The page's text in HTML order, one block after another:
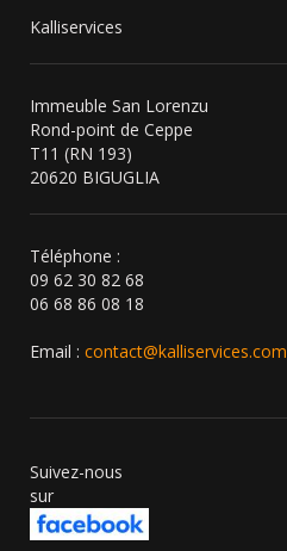
Kalliservices
Immeuble San Lorenzu
Rond-point de Ceppe
T11 (RN 193)
20620 BIGUGLIA
Téléphone :
09 62 30 82 68
06 68 86 08 18
Email : contact@kalliservices.com
Suivez-nous
sur